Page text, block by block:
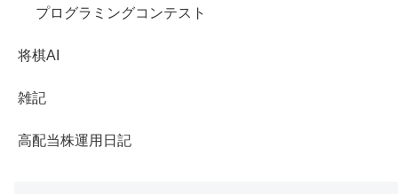
プログラミングコンテスト
将棋AI
雑記
高配当株運用日記